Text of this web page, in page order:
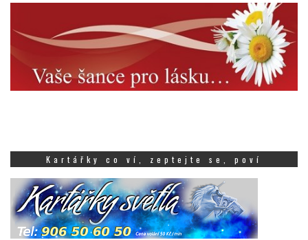
Kartářky co ví, zeptejte se, poví